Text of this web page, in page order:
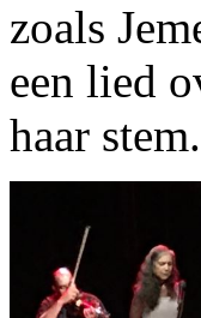
zoals
een lied
haar